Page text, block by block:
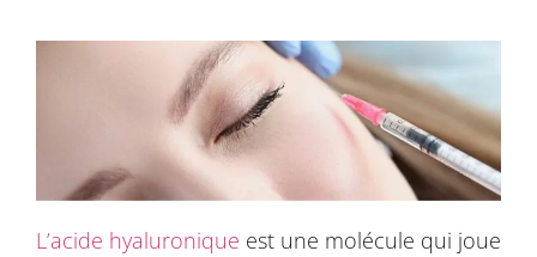
L’acide hyaluronique est une molécule qui joue